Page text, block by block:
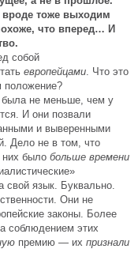
вроде тоже выходим
что вперед… И
собой
европейцами. Что это
положение?
не меньше, чем у
И они позвали
и выверенными
Дело не в том, что
них было больше времени
свой язык. Буквально.
Они не
законы. Более
соблюдением этих
премию — их признали